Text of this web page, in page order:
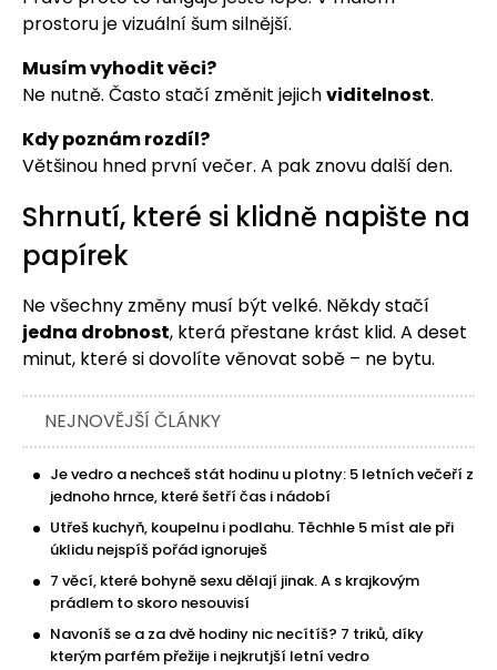
prostoru je vizuální šum silnější.
Musím vyhodit věci?
Ne nutně. Často stačí změnit jejichviditelnost.
Kdy poznám rozdíl?
Většinou hned první večer. A pak znovu další den.
Shrnutí, které si klidně napište na
papírek
Ne všechny změny musí být velké. Někdy stačí
jedna drobnost, která přestane krást klid. A deset
minut, které si dovolíte věnovat sobě – ne bytu.
NEJNOVĚJŠÍ ČLÁNKY
Je vedro a nechceš stát hodinu u plotny: 5 letních večeří z
jednoho hrnce, které šetří čas i nádobí
Utřeš kuchyň, koupelnu i podlahu. Těchhle 5 míst ale při
úklidu nejspíš pořád ignoruješ
7 věcí, které bohyně sexu dělají jinak. A s krajkovým
prádlem to skoro nesouvisí
Navoníš se a za dvě hodiny nic necítíš? 7 triků, díky
kterým parfém přežije i nejkrutjší letní vedro